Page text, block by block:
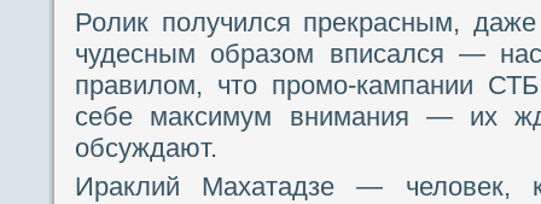
Ролик получился прекрасным,
чудесным образом вписался —
правилом, что промо-кампании
себе максимум внимания — их
обсуждают.
Ираклий Махатадзе — человек,